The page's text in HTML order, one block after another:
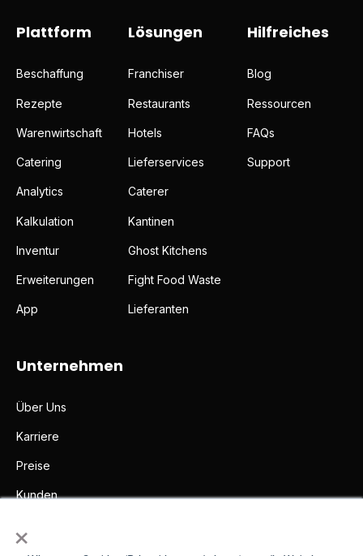
×
Plattform
Beschaffung
Rezepte
Warenwirtschaft
Catering
Analytics
Kalkulation
Inventur
Erweiterungen
App
Lösungen
Franchiser
Restaurants
Hotels
Lieferservices
Caterer
Kantinen
Ghost Kitchens
Fight Food Waste
Lieferanten
Hilfreiches
Blog
Ressourcen
FAQs
Support
Unternehmen
Über Uns
Karriere
Preise
Kunden